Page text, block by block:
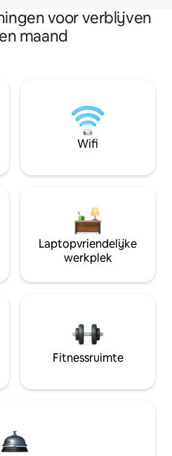
voor verblijven
maand
Wifi
Laptopvriendelijke
werkplek
Fitnessruimte